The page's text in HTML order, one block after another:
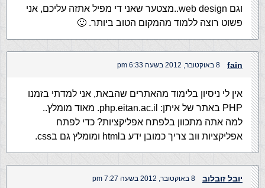
וגם web design..מצטער שאני די מפיל אתזה עליכם, אני
פשוט רוצה ללמוד מהמקום הטוב ביותר. 🙂
fain 8 באוקטובר, 2012 בשעה 6:33 pm
אין לי ניסיון בלימוד מהאתרים שהבאת, אני למדתי בזמנו
PHP באתר של איתן: php.eitan.ac.il. מאוד מומלץ..
למה אתה מתכוון בלפתח אפליקציות? כדי לפתח
אפליקציות ווב צריך כמובן ידע בhtml ומומלץ גם בcss.
יובל זובלוב 8 באוקטובר, 2012 בשעה 7:27 pm